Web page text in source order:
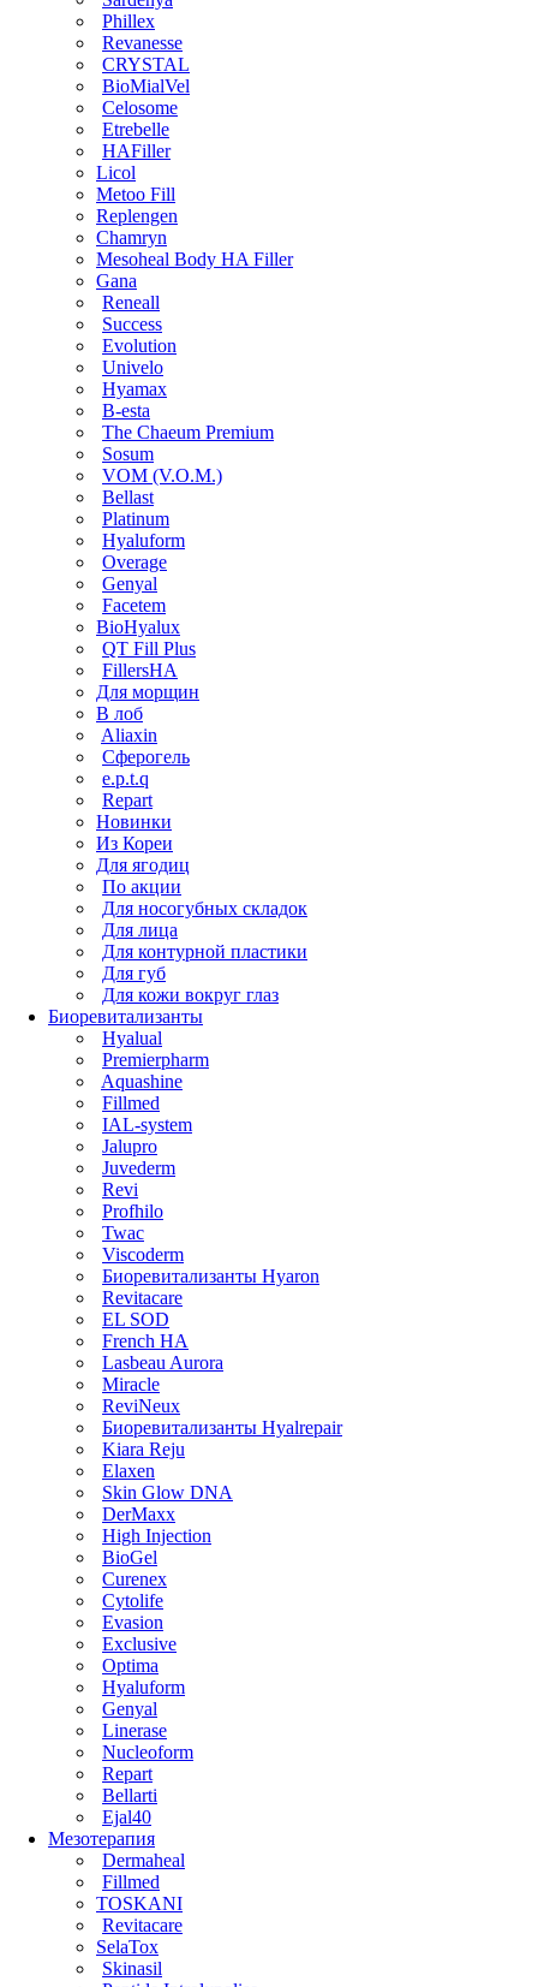
Phillex
Revanesse
CRYSTAL
BioMialVel
Celosome
Etrebelle
HAFiller
Licol
Metoo Fill
Replengen
Chamryn
Mesoheal Body HA Filler
Gana
Reneall
Success
Evolution
Univelo
Hyamax
B-esta
The Chaeum Premium
Sosum
VOM (V.O.M.)
Bellast
Platinum
Hyaluform
Overage
Genyal
Facetem
BioHyalux
QT Fill Plus
FillersHA
Для морщин
В лоб
Aliaxin
Сферогель
e.p.t.q
Repart
Новинки
Из Кореи
Для ягодиц
По акции
Для носогубных складок
Для лица
Для контурной пластики
Для губ
Для кожи вокруг глаз
Биоревитализанты
Hyalual
Premierpharm
Aquashine
Fillmed
IAL-system
Jalupro
Juvederm
Revi
Profhilo
Twac
Viscoderm
Биоревитализанты Hyaron
Revitacare
EL SOD
French HA
Lasbeau Aurora
Miracle
ReviNeux
Биоревитализанты Hyalrepair
Kiara Reju
Elaxen
Skin Glow DNA
DerMaxx
High Injection
BioGel
Curenex
Cytolife
Evasion
Exclusive
Optima
Hyaluform
Genyal
Linerase
Nucleoform
Repart
Bellarti
Ejal40
Мезотерапия
Dermaheal
Fillmed
TOSKANI
Revitacare
SelaTox
Skinasil